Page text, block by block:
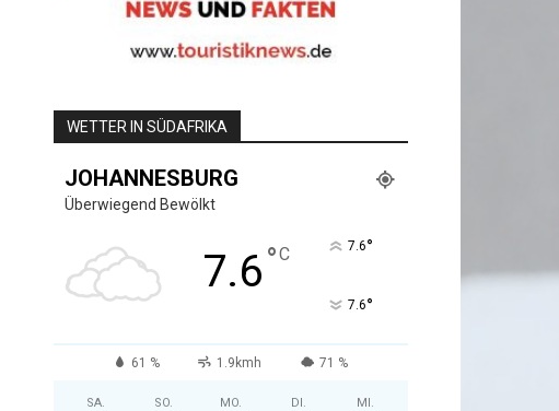
WETTER IN SÜDAFRIKA
JOHANNESBURG
Überwiegend Bewölkt
7.6°C 7.6°
7.6°
61 % 1.9kmh 71 %
SA. SO. MO. DI. MI.